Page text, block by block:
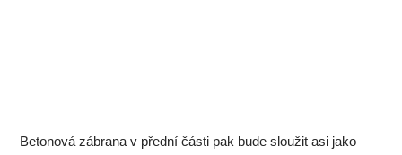
Betonová zábrana v přední části pak bude sloužit asi jako